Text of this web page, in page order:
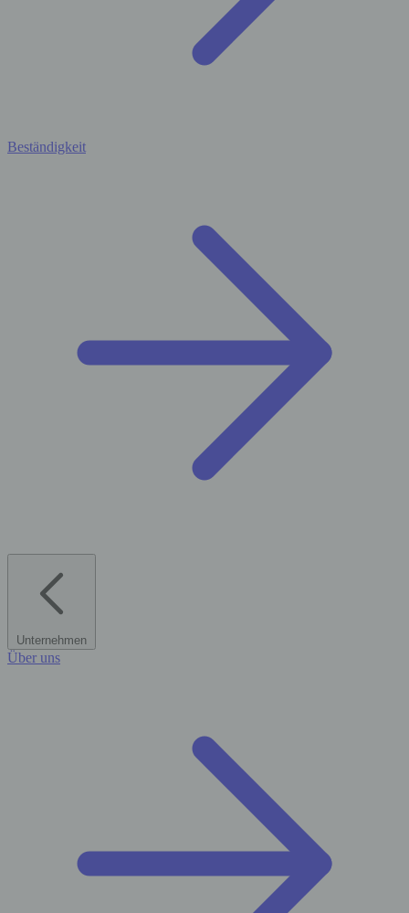
Beständigkeit
Unternehmen
Über uns